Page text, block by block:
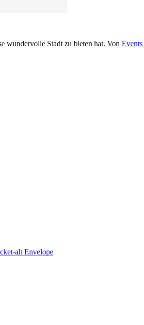
wundervolle Stadt zu bieten hat. Von Events
alt Envelope